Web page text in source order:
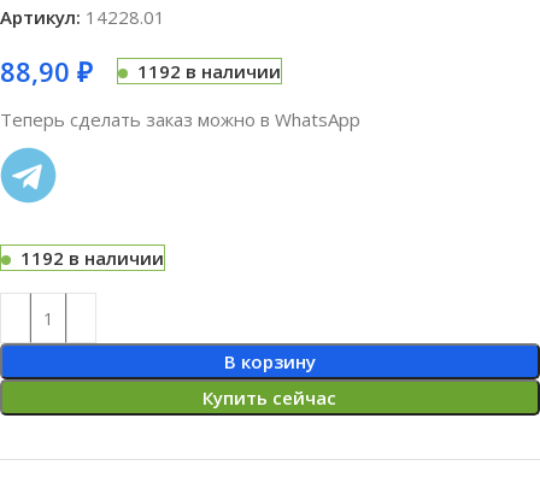
Артикул: 14228.01
88,90 ₽
1192 в наличии
Теперь сделать заказ можно в WhatsApp
1192 в наличии
В корзину
Купить сейчас